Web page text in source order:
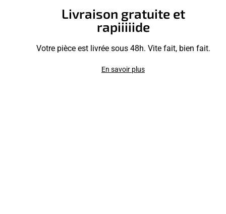
Livraison gratuite et
rapiiiiide
Votre pièce est livrée sous 48h. Vite fait, bien fait.
En savoir plus